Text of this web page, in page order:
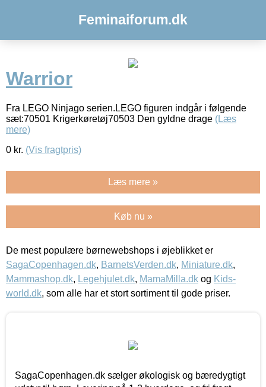
Feminaiforum.dk
Warrior
Fra LEGO Ninjago serien.LEGO figuren indgår i følgende
sæt:70501 Krigerkøretøj70503 Den gyldne drage (Læs
mere)
0 kr. (Vis fragtpris)
Læs mere »
Køb nu »
De mest populære børnewebshops i øjeblikket er
SagaCopenhagen.dk, BarnetsVerden.dk, Miniature.dk,
Mammashop.dk, Legehjulet.dk, MamaMilla.dk og Kids-
world.dk, som alle har et stort sortiment til gode priser.
SagaCopenhagen.dk sælger økologisk og bæredygtigt